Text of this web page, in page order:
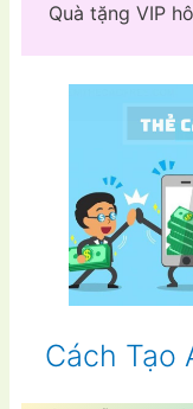
Quà tặng VIP
Cách Tạo